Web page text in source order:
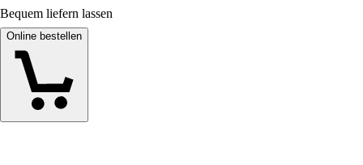
Bequem liefern lassen
Online bestellen